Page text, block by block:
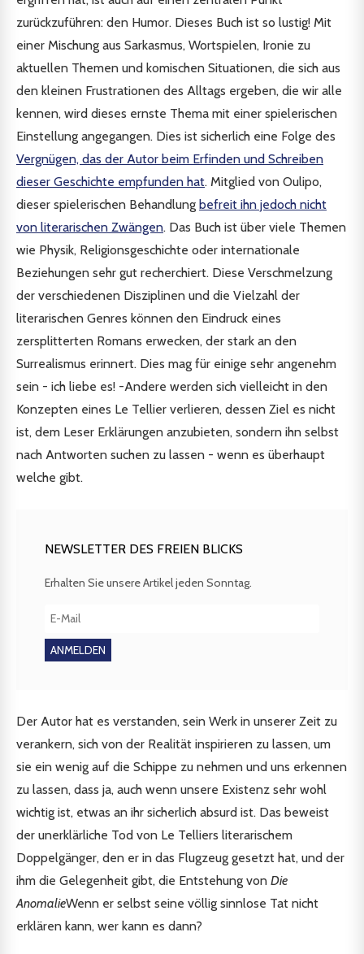
zurückzuführen: den Humor. Dieses Buch ist so lustig! Mit
einer Mischung aus Sarkasmus, Wortspielen, Ironie zu
aktuellen Themen und komischen Situationen, die sich aus
den kleinen Frustrationen des Alltags ergeben, die wir alle
kennen, wird dieses ernste Thema mit einer spielerischen
Einstellung angegangen. Dies ist sicherlich eine Folge des
Vergnügen, das der Autor beim Erfinden und Schreiben
dieser Geschichte empfunden hat. Mitglied von Oulipo,
dieser spielerischen Behandlung befreit ihn jedoch nicht
von literarischen Zwängen. Das Buch ist über viele Themen
wie Physik, Religionsgeschichte oder internationale
Beziehungen sehr gut recherchiert. Diese Verschmelzung
der verschiedenen Disziplinen und die Vielzahl der
literarischen Genres können den Eindruck eines
zersplitterten Romans erwecken, der stark an den
Surrealismus erinnert. Dies mag für einige sehr angenehm
sein - ich liebe es! -Andere werden sich vielleicht in den
Konzepten eines Le Tellier verlieren, dessen Ziel es nicht
ist, dem Leser Erklärungen anzubieten, sondern ihn selbst
nach Antworten suchen zu lassen - wenn es überhaupt
welche gibt.
NEWSLETTER DES FREIEN BLICKS
Erhalten Sie unsere Artikel jeden Sonntag.
Der Autor hat es verstanden, sein Werk in unserer Zeit zu
verankern, sich von der Realität inspirieren zu lassen, um
sie ein wenig auf die Schippe zu nehmen und uns erkennen
zu lassen, dass ja, auch wenn unsere Existenz sehr wohl
wichtig ist, etwas an ihr sicherlich absurd ist. Das beweist
der unerklärliche Tod von Le Telliers literarischem
Doppelgänger, den er in das Flugzeug gesetzt hat, und der
ihm die Gelegenheit gibt, die Entstehung von Die
AnomalieWenn er selbst seine völlig sinnlose Tat nicht
erklären kann, wer kann es dann?